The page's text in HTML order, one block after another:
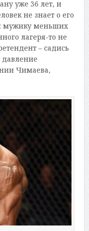
уже 36 лет, и
не знает о его
мужику меньших
лагеря-то не
– садись
давление
Чимаева,